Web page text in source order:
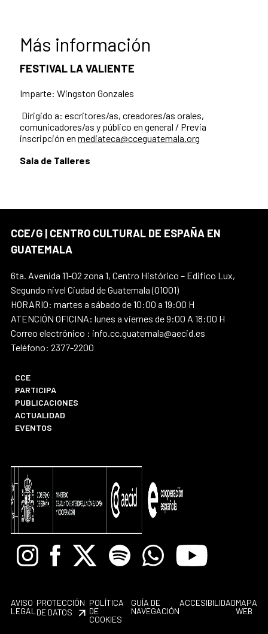
Más información
FESTIVAL LA VALIENTE
Imparte: Wingston Gonzales
Dirigido a: escritores/as, creadores/as orales,
comunicadores/as y público en general / Previa
inscripción en mediateca@cceguatemala.org
Sala de Talleres
CCE/G | CENTRO CULTURAL DE ESPAÑA EN
GUATEMALA
6ta. Avenida 11-02 zona 1, Centro Histórico – Edifico Lux,
Segundo nivel Ciudad de Guatemala (01001)
HORARIO: martes a sábado de 10:00 a 19:00 H
ATENCIÓN OFICINA: lunes a viernes de 9:00 A 18:00 H
Correo electrónico : info.cc.guatemala@aecid.es
Teléfono: 2377-2200
CCE
PARTICIPA
PUBLICACIONES
ACTUALIDAD
EVENTOS
InstagramFacebook
X Spotify WhatsappYoutube
AVISO
LEGAL
PROTECCIÓN
DE DATOS
POLÍTICA
DE
COOKIES
GUÍA DE
NAVEGACIÓN
ACCESIBILIDADMAPA
WEB